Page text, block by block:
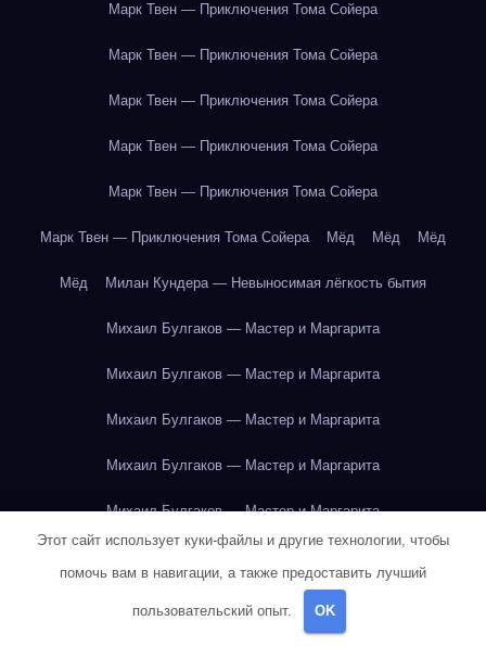
Марк Твен — Приключения Тома Сойера
Марк Твен — Приключения Тома Сойера
Марк Твен — Приключения Тома Сойера
Марк Твен — Приключения Тома Сойера
Марк Твен — Приключения Тома Сойера
Марк Твен — Приключения Тома Сойера Мёд Мёд Мёд
Мёд Милан Кундера — Невыносимая лёгкость бытия
Михаил Булгаков — Мастер и Маргарита
Михаил Булгаков — Мастер и Маргарита
Михаил Булгаков — Мастер и Маргарита
Михаил Булгаков — Мастер и Маргарита
Михаил Булгаков — Мастер и Маргарита
Михаил Булгаков — Мастер и Маргарита
Этот сайт использует куки-файлы и другие технологии, чтобы
помочь вам в навигации, а также предоставить лучший
пользовательский опыт. OK